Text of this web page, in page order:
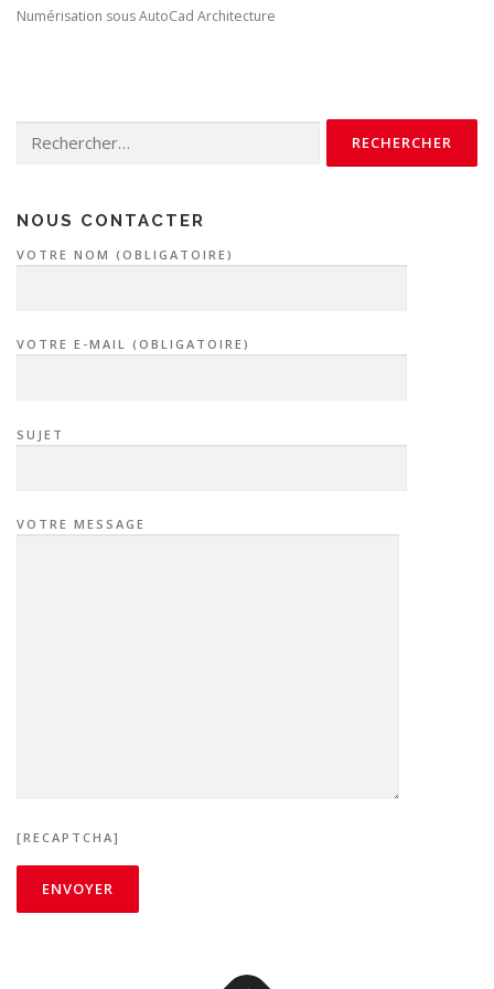
Numérisation sous AutoCad Architecture
NOUS CONTACTER
VOTRE NOM (OBLIGATOIRE)
VOTRE E-MAIL (OBLIGATOIRE)
SUJET
VOTRE MESSAGE
[RECAPTCHA]